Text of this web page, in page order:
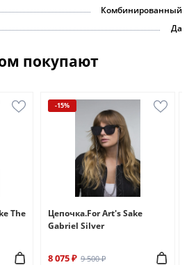
Комбинированный
Да
покупают
The
-15%
Цепочка.For Art's Sake
Gabriel Silver
8 075 ₽ 9 500 ₽